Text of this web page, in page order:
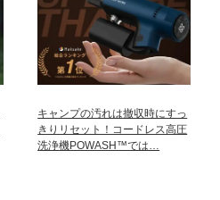
キャンプの汚れは撤収時にすっ
きりリセット！コードレス高圧
洗浄機POWASH™では…